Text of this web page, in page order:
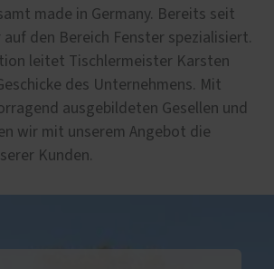
made in Germany. Bereits seit
auf den Bereich Fenster spezialisiert.
leitet Tischlermeister Karsten
des Unternehmens. Mit
ausgebildeten Gesellen und
wir mit unserem Angebot die
Kunden.